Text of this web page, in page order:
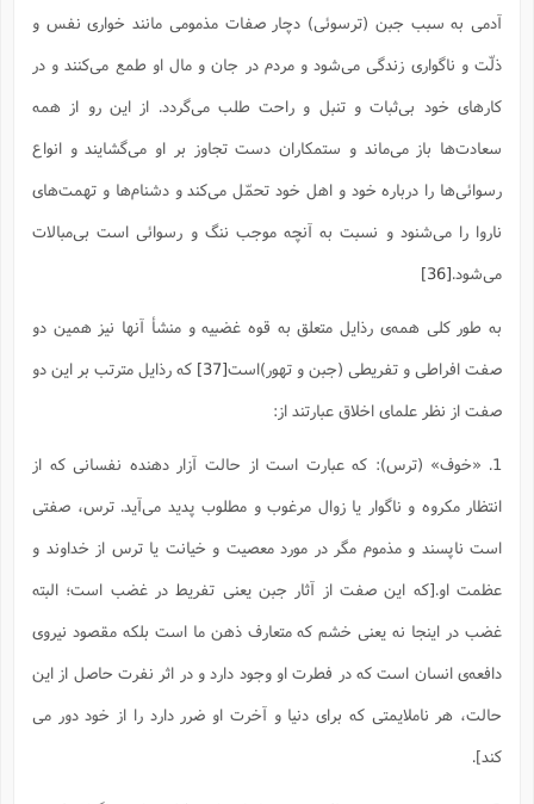
آدمى به سبب جبن (ترسوئى) دچار صفات مذمومى مانند خوارى نفس و
ذلّت و ناگوارى زندگى مى‌شود و مردم در جان و مال او طمع مى‌کنند و در
کارهاى خود بى‌ثبات و تنبل و راحت طلب مى‌گردد. از این رو از همه
سعادت‌ها باز مى‌ماند و ستمکاران دست تجاوز بر او مى‌گشایند و انواع
رسوائی‌ها را درباره خود و اهل خود تحمّل مى‌کند و دشنام‌ها و تهمت‌هاى
ناروا را مى‌شنود و نسبت به آنچه موجب ننگ و رسوائى است بى‌مبالات
مى‌شود.[36]
به طور کلی همه‌‌ی رذایل متعلق به قوه غضبیه و منشأ آنها نیز همین دو
صفت افراطی و تفریطی (جبن و تهور)است[37]
که رذایل مترتب بر این دو
صفت از نظر علمای اخلاق عبارتند از:
1. «خوف» (ترس): که عبارت است از حالت آزار دهنده نفسانى که از
انتظار مکروه و ناگوار یا زوال مرغوب و مطلوب پدید مى‌آید. ترس، صفتى
است ناپسند و مذموم مگر در مورد معصیت و خیانت یا ترس از خداوند و
عظمت او.[که این صفت از آثار جبن یعنی تفریط در غضب است؛ البته
غضب در اینجا نه یعنی خشم که متعارف ذهن ما است بلکه مقصود نیروی
دافعه‌ی انسان است که در فطرت او وجود دارد و در اثر نفرت حاصل از این
حالت، هر ناملایمتی که برای دنیا و آخرت او ضرر دارد را از خود دور می
کند].